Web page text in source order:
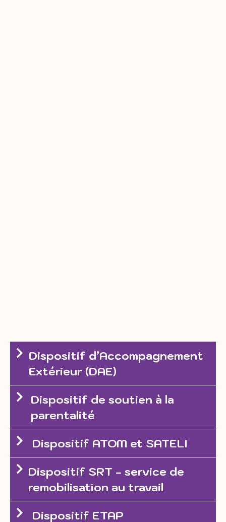
Dispositif d’Accompagnement
Extérieur (DAE)
Dispositif de soutien à la
parentalité
Dispositif ATOM et SATELI
Dispositif SRT - service de
remobilisation au travail
Dispositif ETAP